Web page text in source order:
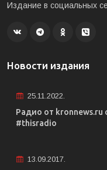
Издание в социальных
Новости издания
25.11.2022.
Радио от kronnews.ru
#thisradio
13.09.2017.